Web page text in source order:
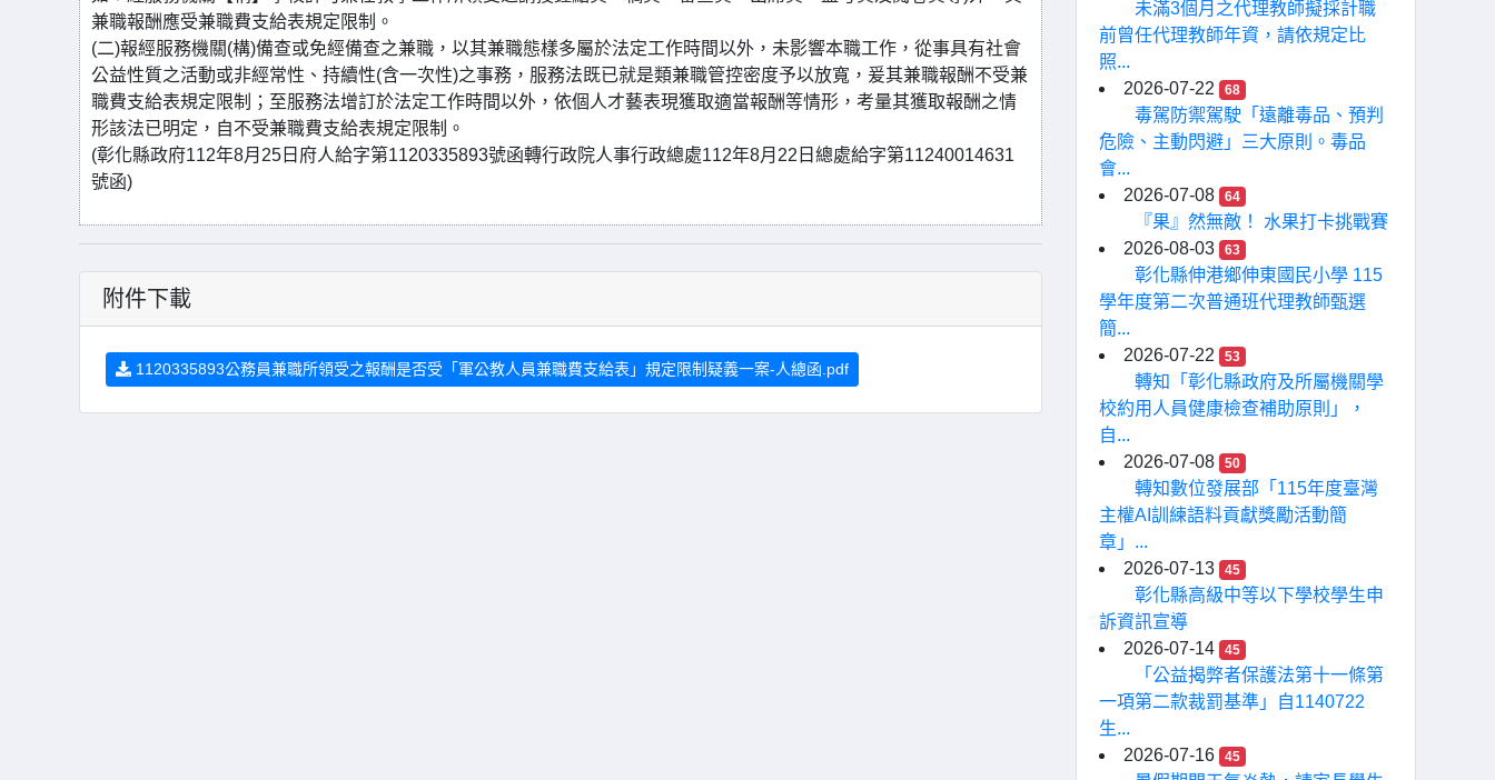
兼職報酬應受兼職費支給表規定限制。
(二)報經服務機關(構)備查或免經備查之兼職，以其兼職態樣多屬於法定工作時間以外，未影響本職工作，從事具有社會
公益性質之活動或非經常性、持續性(含一次性)之事務，服務法既已就是類兼職管控密度予以放寬，爰其兼職報酬不受兼
職費支給表規定限制；至服務法增訂於法定工作時間以外，依個人才藝表現獲取適當報酬等情形，考量其獲取報酬之情
形該法已明定，自不受兼職費支給表規定限制。
(彰化縣政府112年8月25日府人給字第1120335893號函轉行政院人事行政總處112年8月22日總處給字第11240014631
號函)
附件下載
1120335893公務員兼職所領受之報酬是否受「軍公教人員兼職費支給表」規定限制疑義一案-人總函.pdf
未滿3個月之代理教師擬採計職
前曾任代理教師年資，請依規定比
照...
2026-07-22
68
毒駕防禦駕駛「遠離毒品、預判
危險、主動閃避」三大原則。毒品
會...
2026-07-08
64
『果』然無敵！ 水果打卡挑戰賽
2026-08-03
63
彰化縣伸港鄉伸東國民小學 115
學年度第二次普通班代理教師甄選
簡...
2026-07-22
53
轉知「彰化縣政府及所屬機關學
校約用人員健康檢查補助原則」，
自...
2026-07-08
50
轉知數位發展部「115年度臺灣
主權AI訓練語料貢獻獎勵活動簡
章」...
2026-07-13
45
彰化縣高級中等以下學校學生申
訴資訊宣導
2026-07-14
45
「公益揭弊者保護法第十一條第
一項第二款裁罰基準」自1140722
生...
2026-07-16
45